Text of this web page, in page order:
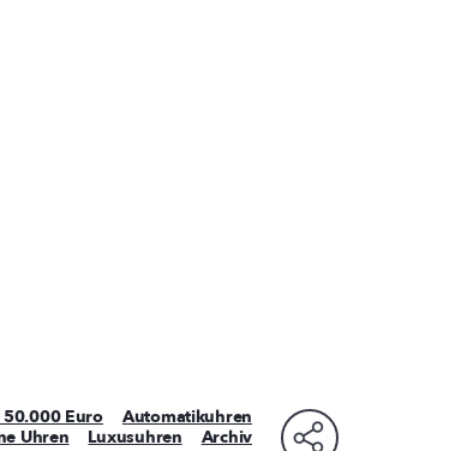
Euro
Automatikuhren
Uhren
Luxusuhren Archiv